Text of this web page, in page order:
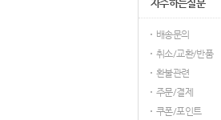
자주하는질문
배송문의
취소/교환/반품
환불관련
주문/결제
쿠폰/포인트